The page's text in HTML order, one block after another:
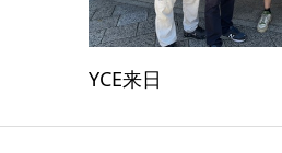
YCE来日